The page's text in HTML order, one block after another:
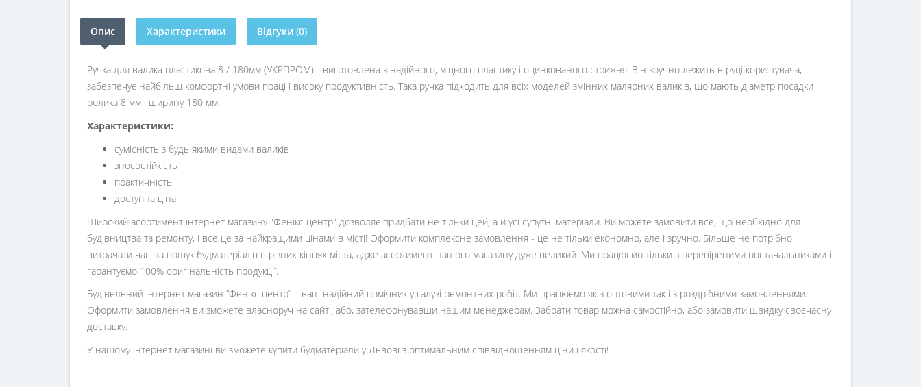
Опис Характеристики Відгуки (0)
Ручка для валика пластикова 8 / 180мм (УКРПРОМ) - виготовлена з надійного, міцного пластику і оцинкованого стрижня. Він зручно лежить в руці користувача,
забезпечує найбільш комфортні умови праці і високу продуктивність. Така ручка підходить для всіх моделей змінних малярних валиків, що мають діаметр посадки
ролика 8 мм і ширину 180 мм.
Характеристики:
сумісність з будь якими видами валиків
зносостійкість
практичність
доступна ціна
Широкий асортимент інтернет магазину "Фенікс центр" дозволяє придбати не тільки цей, а й усі супутні матеріали. Ви можете замовити все, що необхідно для
будівництва та ремонту, і все це за найкращими цінами в місті! Оформити комплексне замовлення - це не тільки економно, але і зручно. Більше не потрібно
витрачати час на пошук будматеріалів в різних кінцях міста, адже асортимент нашого магазину дуже великий. Ми працюємо тільки з перевіреними постачальниками і
гарантуємо 100% оригінальність продукції.
Будівельний інтернет магазин “Фенікс центр” – ваш надійний помічник у галузі ремонтних робіт. Ми працюємо як з оптовими так і з роздрібними замовленнями.
Оформити замовлення ви зможете власноруч на сайті, або, зателефонувавши нашим менеджерам. Забрати товар можна самостійно, або замовити швидку своєчасну
доставку.
У нашому інтернет магазині ви зможете купити будматеріали у Львові з оптимальним співвідношенням ціни і якості!